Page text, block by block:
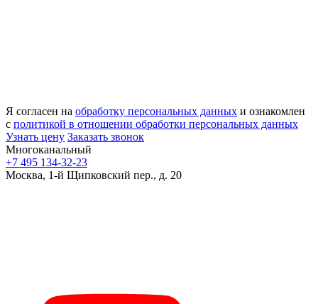
Я согласен на обработку персональных данных и ознакомлен
с политикой в отношении обработки персональных данных
Узнать цену Заказать звонок
Многоканальный
+7 495 134-32-23
Москва, 1-й Щипковский пер., д. 20